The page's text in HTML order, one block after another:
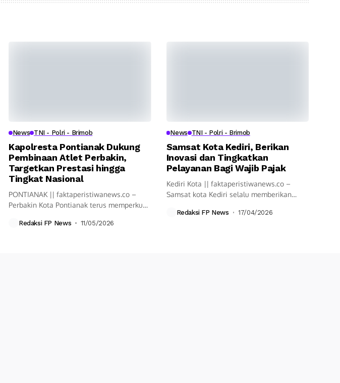
News TNI - Polri - Brimob
Kapolresta Pontianak Dukung
Pembinaan Atlet Perbakin,
Targetkan Prestasi hingga
Tingkat Nasional
PONTIANAK || faktaperistiwanews.co –
Perbakin Kota Pontianak terus memperkuat
Redaksi FP News 11/05/2026
News TNI - Polri - Brimob
Samsat Kota Kediri, Berikan
Inovasi dan Tingkatkan
Pelayanan Bagi Wajib Pajak
Kediri Kota || faktaperistiwanews.co –
Samsat kota Kediri selalu memberikan
Redaksi FP News 17/04/2026